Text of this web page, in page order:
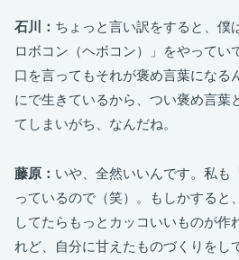
石川： ちょっと言い訳をすると、僕
ロボコン（ヘボコン）」をやってい
口を言ってもそれが褒め言葉になる
にで生きているから、つい褒め言葉
てしまいがち、なんだね。
藤原： いや、全然いいんです。私も
っているので（笑）。もしかすると
してたらもっとカッコいいものが作
れど、自分に甘えたものづくりをし